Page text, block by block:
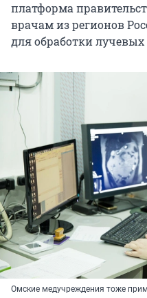
платформа
врачам из регионов
для обработки
Омские медучреждения тоже